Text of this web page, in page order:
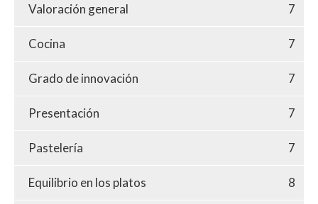
Valoración general 7
Cocina 7
Grado de innovación 7
Presentación 7
Pastelería 7
Equilibrio en los platos 8